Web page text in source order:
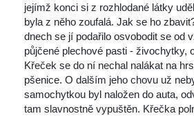
jejímž konci si z rozhlodané látky
byla z něho zoufalá. Jak se ho
dnech se jí podařilo osvobodit se od
půjčené plechové pasti - živochytky,
Křeček se do ní nechal nalákat na
pšenice. O dalším jeho chovu už
amochytkou byl naložen do auta,
tam slavnostně vypuštěn. Křečka